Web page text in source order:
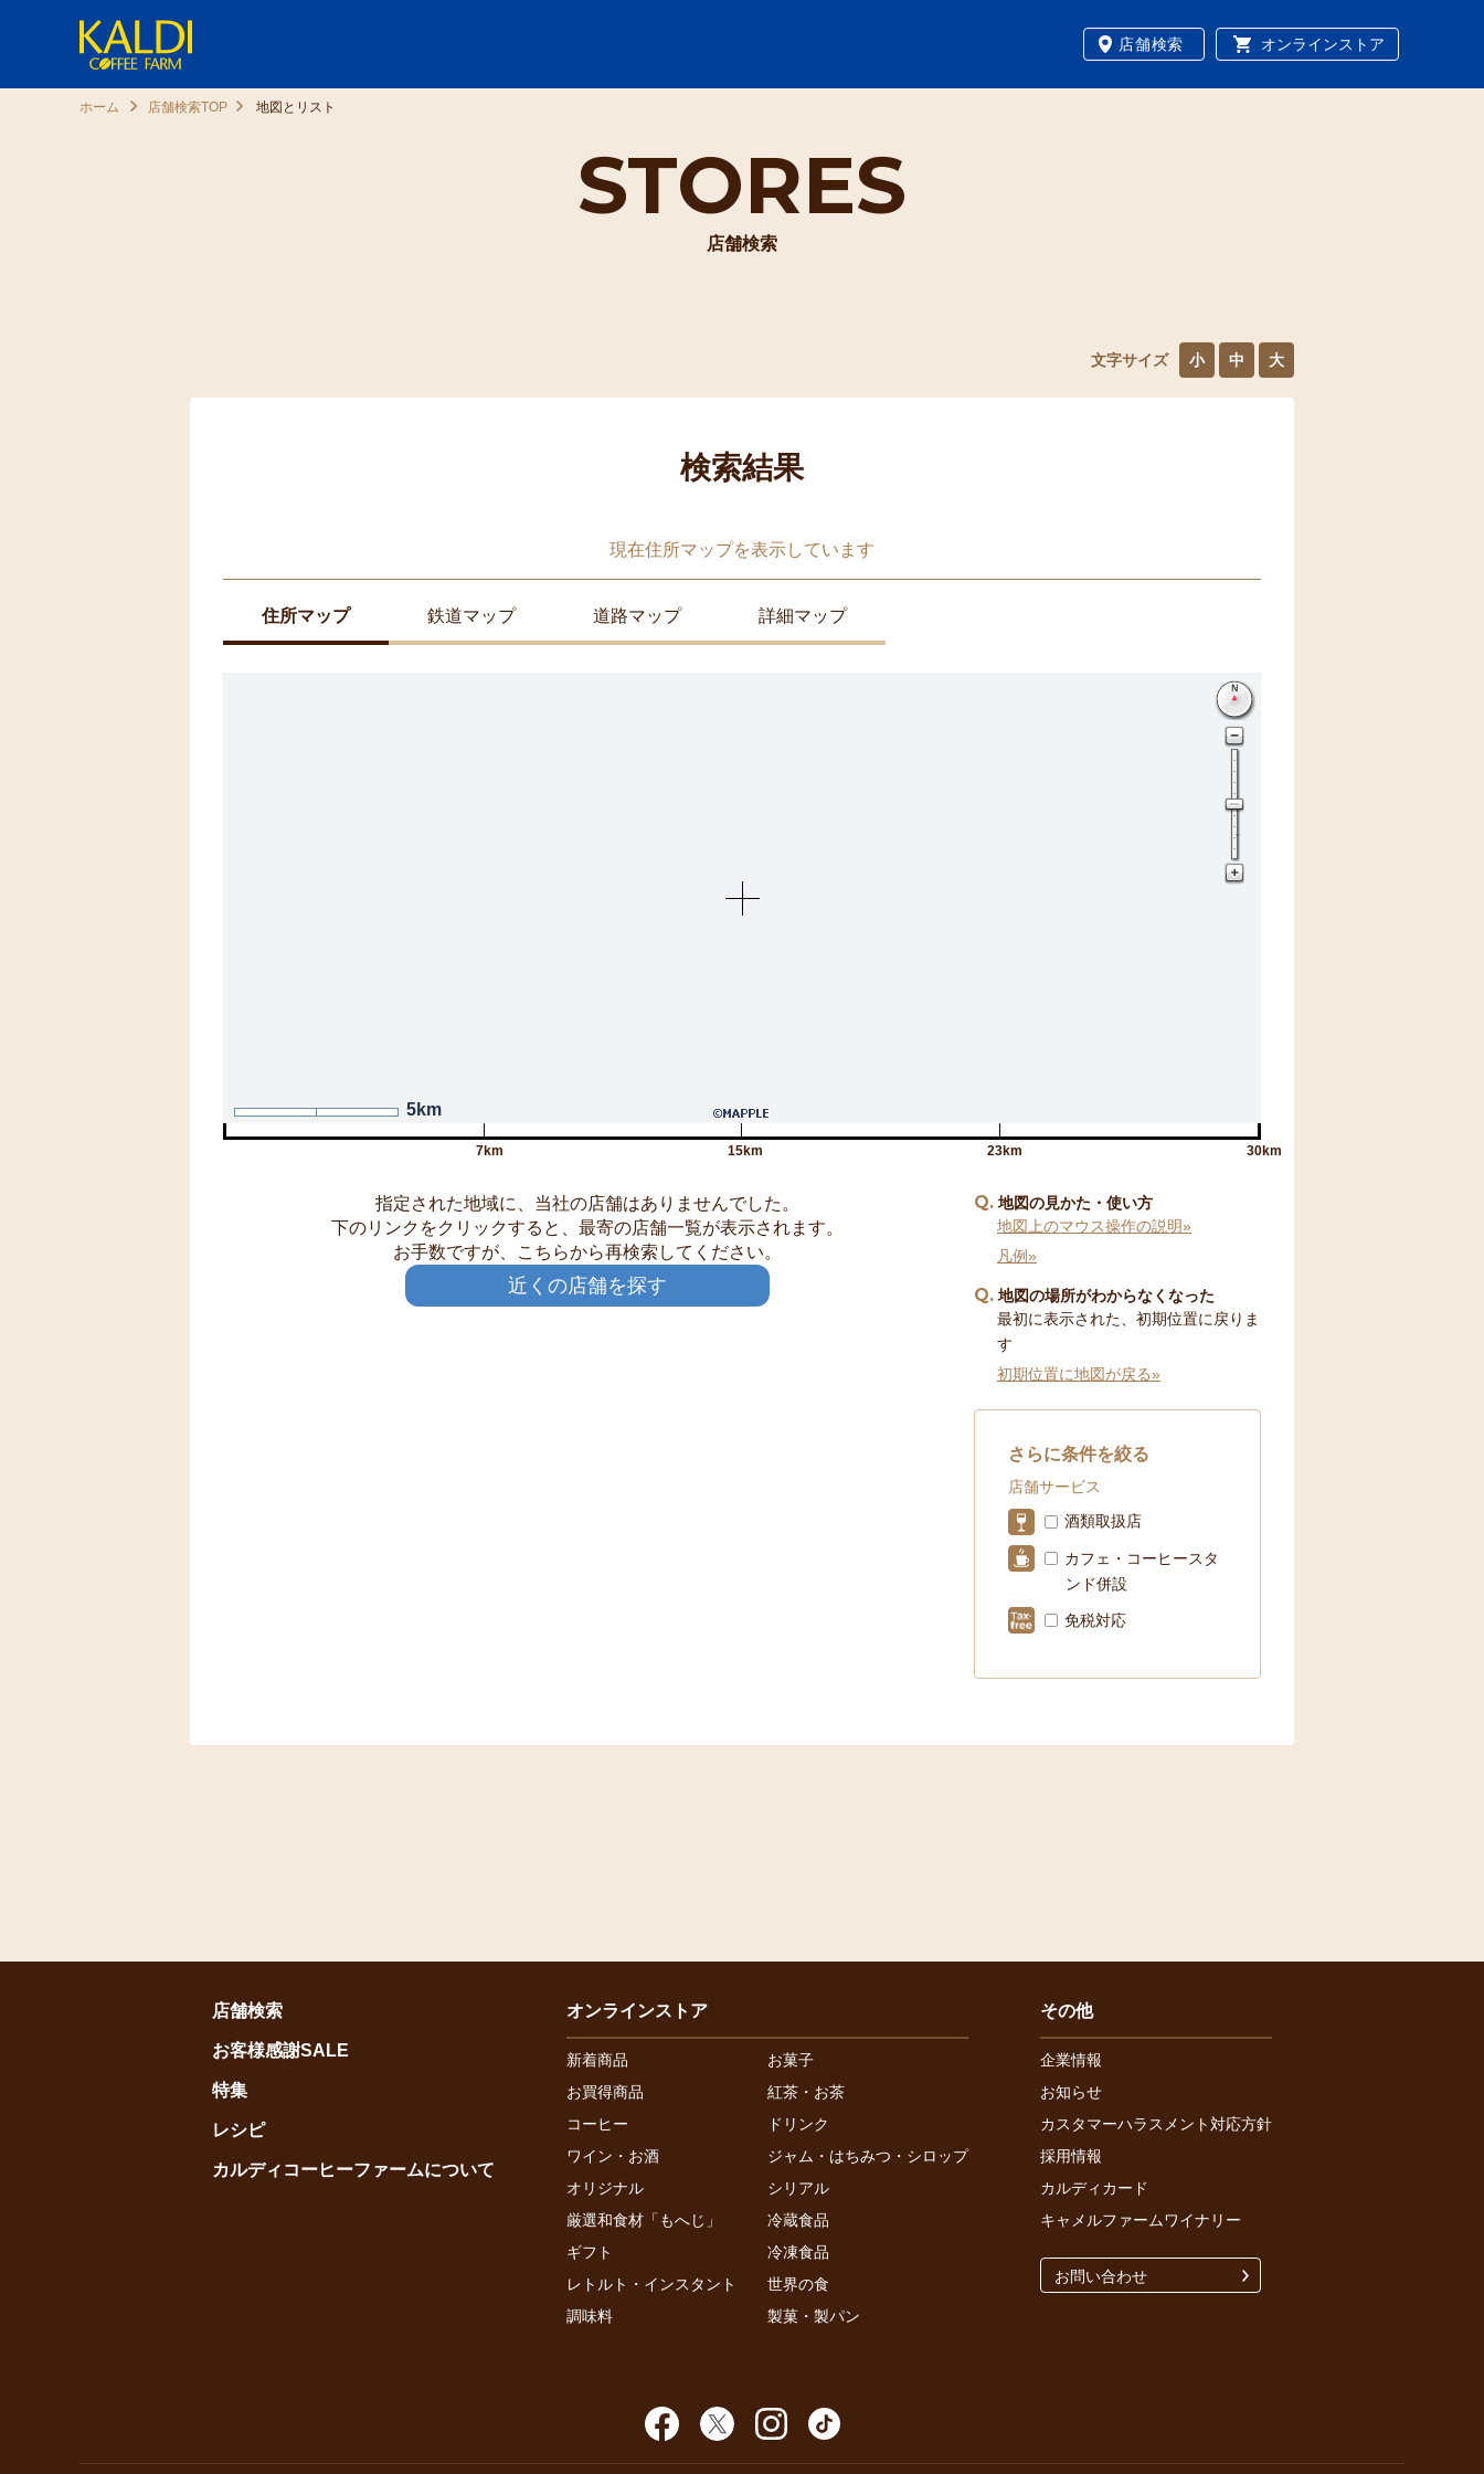
店舗検索 オンラインストア
STORES
店舗検索
ホーム 店舗検索TOP 地図とリスト
文字サイズ 小 中 大
検索結果
現在住所マップを表示しています
住所マップ 鉄道マップ 道路マップ 詳細マップ
5km
7km 15km 23km 30km
指定された地域に、当社の店舗はありませんでした。
下のリンクをクリックすると、最寄の店舗一覧が表示されます。
お手数ですが、こちらから再検索してください。
近くの店舗を探す
Q 地図の見かた・使い方
地図上のマウス操作の説明»
凡例»
Q 地図の場所がわからなくなった
最初に表示された、初期位置に戻りま
す
初期位置に地図が戻る»
さらに条件を絞る
店舗サービス
酒類取扱店
カフェ・コーヒースタ
ンド併設
免税対応
店舗検索
お客様感謝SALE
特集
レシピ
カルディコーヒーファームについて
オンラインストア
新着商品
お菓子
お買得商品
紅茶・お茶
コーヒー
ドリンク
ワイン・お酒
ジャム・はちみつ・シロップ
オリジナル
シリアル
厳選和食材「もへじ」
冷蔵食品
ギフト
冷凍食品
レトルト・インスタント
世界の食
調味料
製菓・製パン
その他
企業情報
お知らせ
カスタマーハラスメント対応方針
採用情報
カルディカード
キャメルファームワイナリー
お問い合わせ